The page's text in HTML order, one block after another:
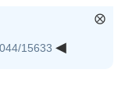
15633